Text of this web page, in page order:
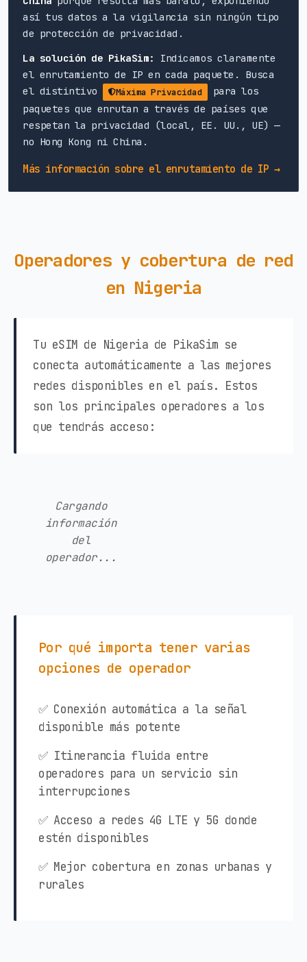
así tus datos a la vigilancia sin ningún tipo
de protección de privacidad.
La solución de PikaSim:
Indicamos claramente
el enrutamiento de IP en cada paquete. Busca
el distintivo
Máxima Privacidad
para los
paquetes que enrutan a través de países que
respetan la privacidad (local, EE. UU., UE) —
no Hong Kong ni China.
Más información sobre el enrutamiento de IP →
Operadores y cobertura de red
en Nigeria
Tu eSIM de Nigeria de PikaSim se
conecta automáticamente a las mejores
redes disponibles en el país. Estos
son los principales operadores a los
que tendrás acceso:
Cargando
información
del
operador...
Por qué importa tener varias
opciones de operador
✅ Conexión automática a la señal
disponible más potente
✅ Itinerancia fluida entre
operadores para un servicio sin
interrupciones
✅ Acceso a redes 4G LTE y 5G donde
estén disponibles
✅ Mejor cobertura en zonas urbanas y
rurales